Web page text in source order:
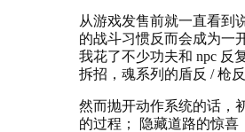
从游戏发售前就一直看到
的战斗习惯反而会成为一
我花了不少功夫和 npc 反
拆招，魂系列的盾反 / 枪
然而抛开动作系统的话，
的过程； 隐藏道路的惊喜